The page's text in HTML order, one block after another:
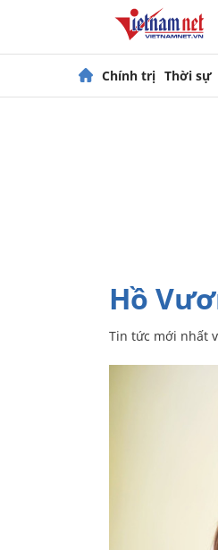
Chính trị Thời sự
Hồ
Tin tức mới nhất